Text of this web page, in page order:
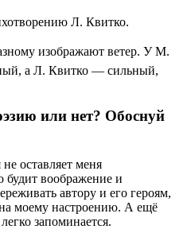
Л. Квитко.
изображают ветер. У М.
а Л. Квитко — сильный,
или нет? Обоснуй
оставляет меня
воображение и
автору и его героям,
моему настроению. А ещё
запоминается.